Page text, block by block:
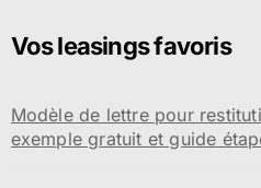
Vos leasings favoris
Modèle de lettre pour
exemple gratuit et guide